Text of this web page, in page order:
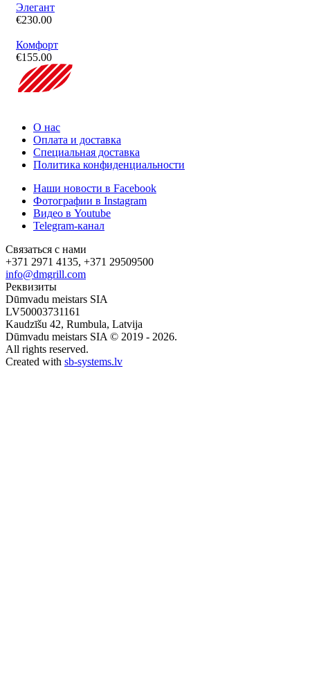
Элегант
€230.00
Комфорт
€155.00
О нас
Оплата и доставка
Специальная доставка
Политика конфиденциальности
Наши новости в Facebook
Фотографии в Instagram
Видео в Youtube
Telegram-канал
Связаться с нами
+371 2971 4135, +371 29509500
info@dmgrill.com
Реквизиты
Dūmvadu meistars SIA
LV50003731161
Kaudzīšu 42, Rumbula, Latvija
Dūmvadu meistars SIA © 2019 - 2026.
All rights reserved.
Created with sb-systems.lv